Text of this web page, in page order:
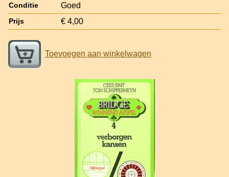
Conditie Goed
Prijs € 4,00
Toevoegen aan winkelwagen